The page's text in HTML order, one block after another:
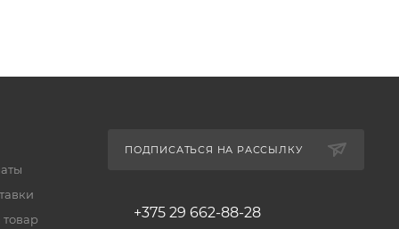
товар
ПОДПИСАТЬСЯ НА РАССЫЛКУ
+375 29 662-88-28